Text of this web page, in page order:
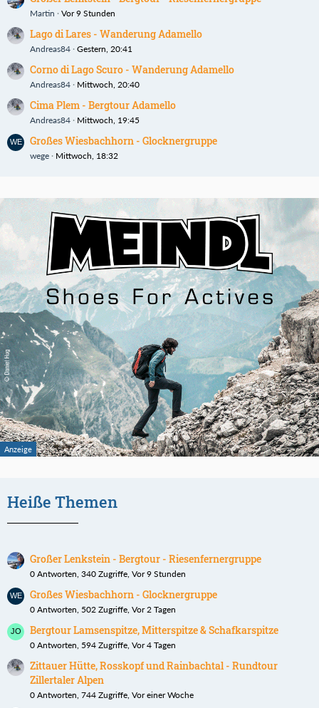
Martin Vor 9 Stunden
Lago di Lares - Wanderung Adamello
Andreas84 Gestern, 20:41
Corno di Lago Scuro - Wanderung Adamello
Andreas84 Mittwoch, 20:40
Cima Plem - Bergtour Adamello
Andreas84 Mittwoch, 19:45
Großes Wiesbachhorn - Glocknergruppe
wege Mittwoch, 18:32
Heiße Themen
Großer Lenkstein - Bergtour - Riesenfernergruppe
0 Antworten, 340 Zugriffe, Vor 9 Stunden
Großes Wiesbachhorn - Glocknergruppe
0 Antworten, 502 Zugriffe, Vor 2 Tagen
Bergtour Lamsenspitze, Mitterspitze & Schafkarspitze
0 Antworten, 594 Zugriffe, Vor 4 Tagen
Zittauer Hütte, Rosskopf und Rainbachtal - Rundtour
Zillertaler Alpen
0 Antworten, 744 Zugriffe, Vor einer Woche